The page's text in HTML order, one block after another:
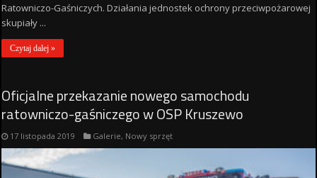
Ratowniczo-Gaśniczych. Działania jednostek ochrony przeciwpożarowej
skupiały ...
Czytaj dalej »
Oficjalne przekazanie nowego samochodu
ratowniczo-gaśniczego w OSP Kruszewo
17 listopada 2019 Galerie, Nowy sprzęt